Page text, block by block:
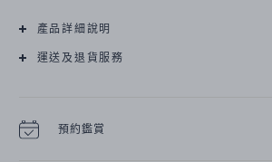
產品詳細說明
運送及退貨服務
預約鑑賞